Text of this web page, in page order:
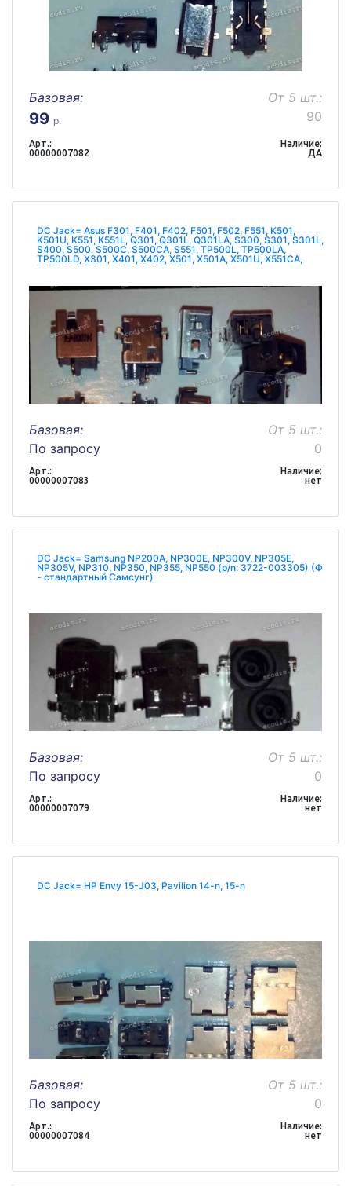
Базовая:
99 р.
От 5 шт.:
90
Арт.:
00000007082
Наличие:
ДА
DC Jack= Asus F301, F401, F402, F501, F502, F551, K501,
K501U, K551, K551L, Q301, Q301L, Q301LA, S300, S301, S301L,
S400, S500, S500C, S500CA, S551, TP500L, TP500LA,
TP500LD, X301, X401, X402, X501, X501A, X501U, X551CA,
X551M, X551MA, X551MAV, PJ556
Базовая:
По запросу
От 5 шт.:
0
Арт.:
00000007083
Наличие:
нет
DC Jack= Samsung NP200A, NP300E, NP300V, NP305E,
NP305V, NP310, NP350, NP355, NP550 (p/n: 3722-003305) (Ф
- стандартный Самсунг)
Базовая:
По запросу
От 5 шт.:
0
Арт.:
00000007079
Наличие:
нет
DC Jack= HP Envy 15-J03, Pavilion 14-n, 15-n
Базовая:
По запросу
От 5 шт.:
0
Арт.:
00000007084
Наличие:
нет